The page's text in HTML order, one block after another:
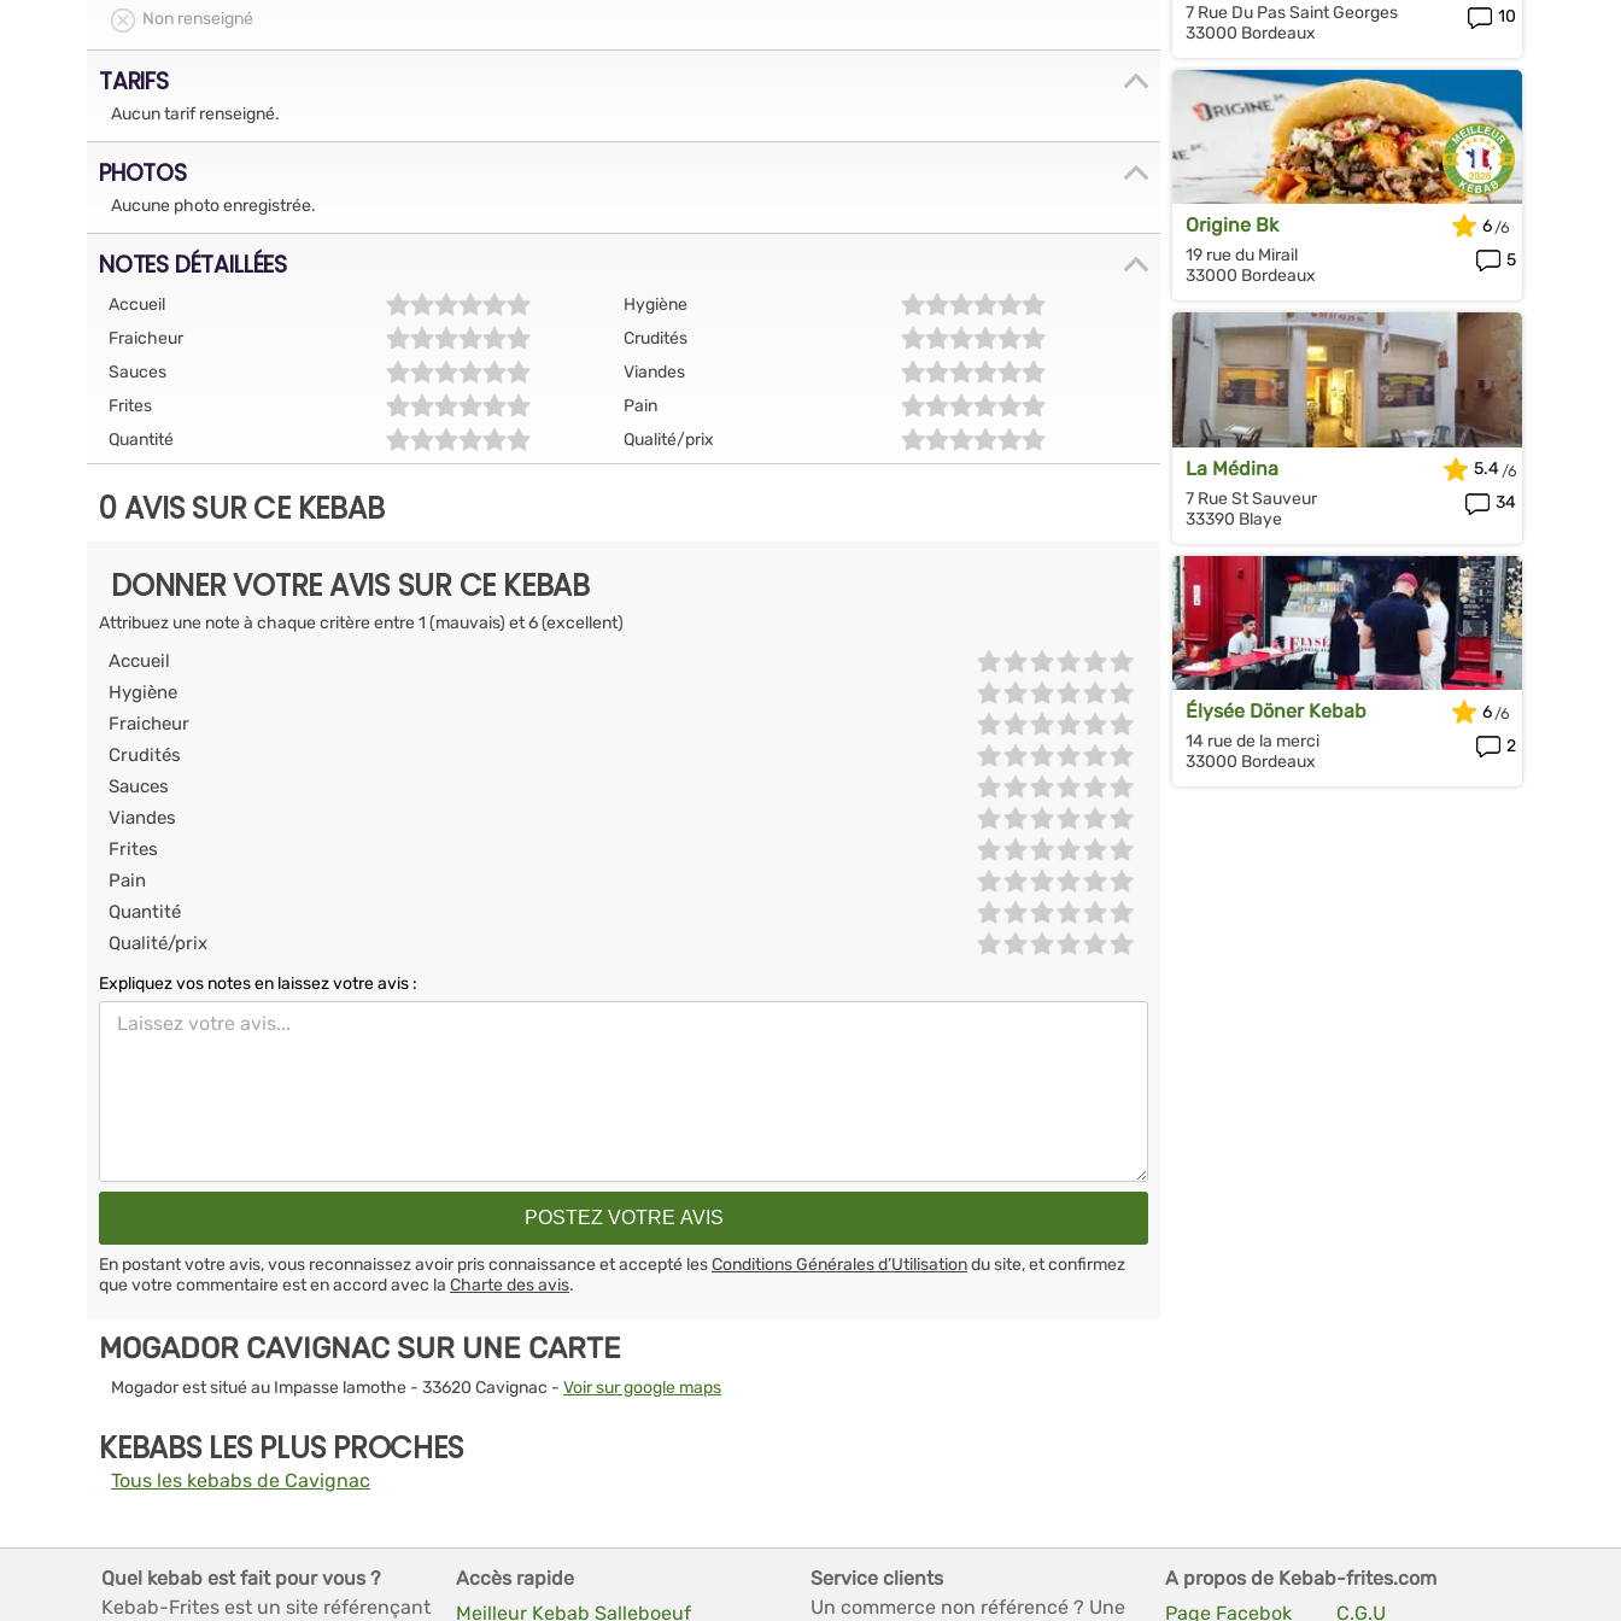
Non renseigné
TARIFS
Aucun tarif renseigné.
PHOTOS
Aucune photo enregistrée.
NOTES DÉTAILLÉES
Accueil
Hygiène
Fraicheur
Crudités
Sauces
Viandes
Frites
Pain
Quantité
Qualité/prix
0 AVIS SUR CE KEBAB
DONNER VOTRE AVIS SUR CE KEBAB
Attribuez une note à chaque critère entre 1 (mauvais) et 6 (excellent)
Accueil
Hygiène
Fraicheur
Crudités
Sauces
Viandes
Frites
Pain
Quantité
Qualité/prix
Expliquez vos notes en laissez votre avis :
En postant votre avis, vous reconnaissez avoir pris connaissance et accepté lesConditions Générales d’Utilisationdu site, et confirmez
que votre commentaire est en accord avec la Charte des avis.
MOGADOR CAVIGNAC SUR UNE CARTE
Mogador est situé au Impasse lamothe - 33620 Cavignac - Voir sur google maps
KEBABS LES PLUS PROCHES
Tous les kebabs de Cavignac
7 Rue Du Pas Saint Georges
33000 Bordeaux
10
Origine Bk
19 rue du Mirail
33000 Bordeaux
6
5
La Médina
7 Rue St Sauveur
33390 Blaye
5.4
34
Élysée Döner Kebab
14 rue de la merci
33000 Bordeaux
6
2
Quel kebab est fait pour vous ?
Kebab-Frites est un site référençant
Accès rapide
Meilleur Kebab Salleboeuf
Service clients
Un commerce non référencé ? Une
A propos de Kebab-frites.com
Page Facebok
C.G.U